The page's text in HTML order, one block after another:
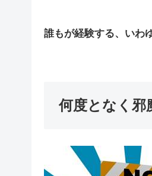
誰もが経験する、いわ
何度となく邪